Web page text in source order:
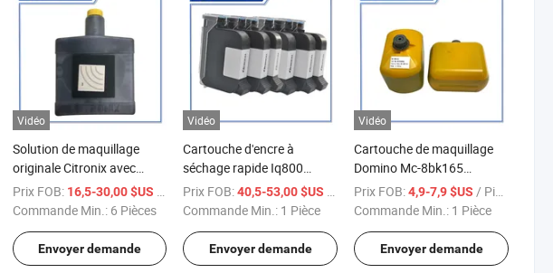
/ sets
Vidéo
Solution de maquillage
originale Citronix avec
étiquette RFID 300-1006-
001 300-1006-003 300-
300-2005-001 pour encre
de l'imprimante Citronix Cij
Prix FOB: 16,5-30,00 $US / Pièce
Commande Min.: 6 Pièces
Envoyer demande
Vidéo
Cartouche d'encre à
séchage rapide Iq800
Original HP 12.7mm Encre
sans puce noire à base de
Prix FOB:40,5-53,00 $US / Pièce
Commande Min.: 1 Pièce
Envoyer demande
Vidéo
Cartouche de maquillage
Domino Mc-8bk165
compatible avec
l'imprimante à jet d'encre
Prix FOB:4,9-7,9 $US/ Pièce
Commande Min.: 1 Pièce
Envoyer demande